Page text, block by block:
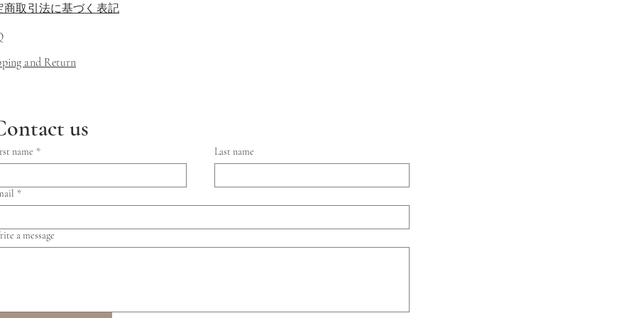
商取引法に基づく表記
and Return
us
name * Last name
*
a message